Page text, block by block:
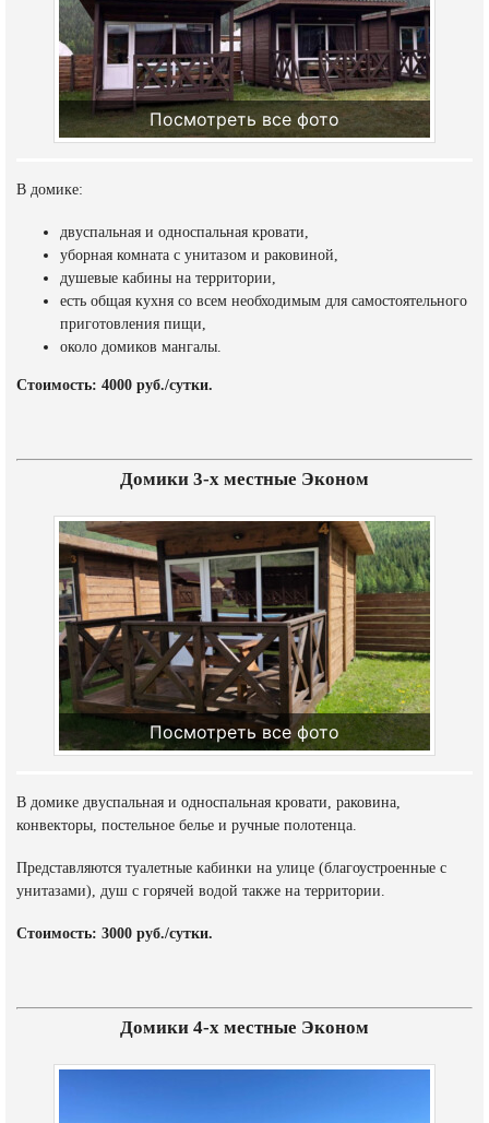
Посмотреть все фото
В домике:
двуспальная и односпальная кровати,
уборная комната с унитазом и раковиной,
душевые кабины на территории,
есть общая кухня со всем необходимым для самостоятельного
приготовления пищи,
около домиков мангалы.
Стоимость: 4000 руб./сутки.
Домики 3-х местные Эконом
Посмотреть все фото
В домике двуспальная и односпальная кровати, раковина,
конвекторы, постельное белье и ручные полотенца.
Представляются туалетные кабинки на улице (благоустроенные с
унитазами), душ с горячей водой также на территории.
Стоимость: 3000 руб./сутки.
Домики 4-х местные Эконом